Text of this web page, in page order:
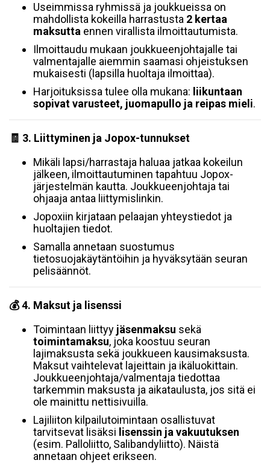
Useimmissa ryhmissä ja joukkueissa on
mahdollista kokeilla harrastusta 2 kertaa
maksutta ennen virallista ilmoittautumista.
Ilmoittaudu mukaan joukkueenjohtajalle tai
valmentajalle aiemmin saamasi ohjeistuksen
mukaisesti (lapsilla huoltaja ilmoittaa).
Harjoituksissa tulee olla mukana: liikuntaan
sopivat varusteet, juomapullo ja reipas mieli.
🧾 3. Liittyminen ja Jopox-tunnukset
Mikäli lapsi/harrastaja haluaa jatkaa kokeilun
jälkeen, ilmoittautuminen tapahtuu Jopox-
järjestelmän kautta. Joukkueenjohtaja tai
ohjaaja antaa liittymislinkin.
Jopoxiin kirjataan pelaajan yhteystiedot ja
huoltajien tiedot.
Samalla annetaan suostumus
tietosuojakäytäntöihin ja hyväksytään seuran
pelisäännöt.
💰 4. Maksut ja lisenssi
Toimintaan liittyy jäsenmaksu sekä
toimintamaksu, joka koostuu seuran
lajimaksusta sekä joukkueen kausimaksusta.
Maksut vaihtelevat lajeittain ja ikäluokittain.
Joukkueenjohtaja/valmentaja tiedottaa
tarkemmin maksusta ja aikataulusta, jos sitä ei
ole mainittu nettisivuilla.
Lajiliiton kilpailutoimintaan osallistuvat
tarvitsevat lisäksi lisenssin ja vakuutuksen
(esim. Palloliitto, Salibandyliitto). Näistä
annetaan ohjeet erikseen.